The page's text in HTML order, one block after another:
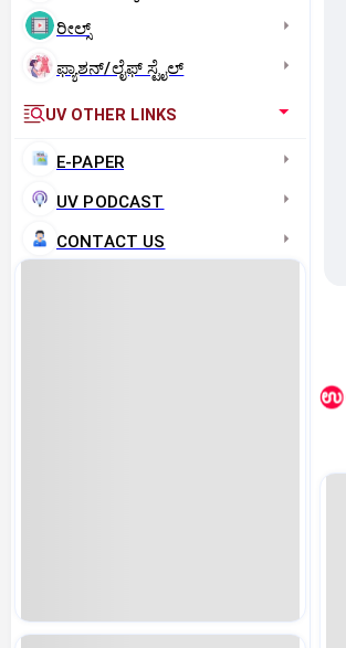
ರೀಲ್ಸ್
ಫ್ಯಾಶನ್/ಲೈಫ್‌ ಸ್ಟೈಲ್
UV OTHER LINKS
E-PAPER
UV PODCAST
CONTACT US